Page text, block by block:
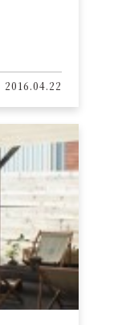
2016.04.22